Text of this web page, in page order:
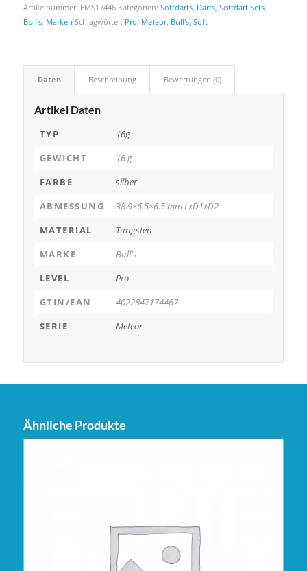
Artikelnummer: EMS17446 Kategorien: Softdarts, Darts, Softdart Sets,
Bull's, Marken Schlagwörter: Pro, Meteor, Bull's, Soft
Daten Beschreibung Bewertungen (0)
Artikel Daten
TYP
16g
GEWICHT
16 g
FARBE
silber
ABMESSUNG
38.9×6.5×6.5 mm LxD1xD2
MATERIAL
Tungsten
MARKE
Bull's
LEVEL
Pro
GTIN/EAN
4022847174467
SERIE
Meteor
Ähnliche Produkte